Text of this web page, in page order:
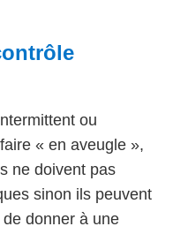
ou
« en aveugle »,
ne doivent pas
sinon ils peuvent
donner à une